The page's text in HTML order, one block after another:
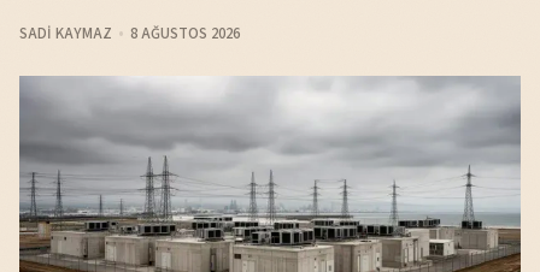
SADI KAYMAZ 8 AĞUSTOS 2026